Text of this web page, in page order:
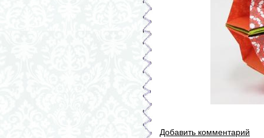
Добавить комментарий